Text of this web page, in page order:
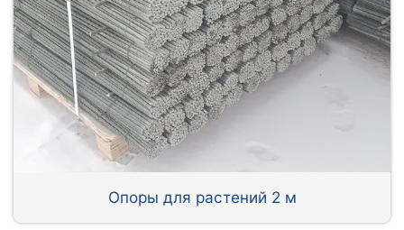
Опоры для растений 2 м